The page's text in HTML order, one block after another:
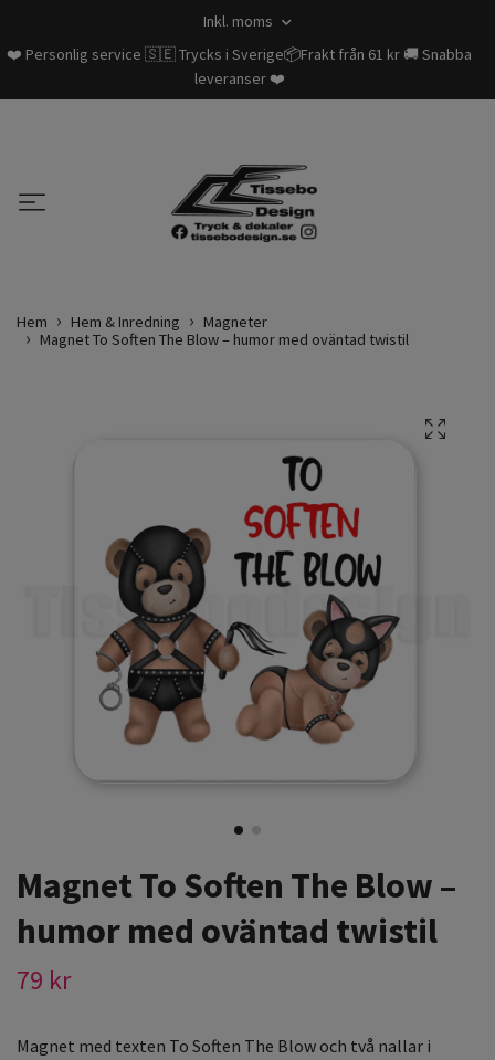
Inkl. moms
❤️ Personlig service 🇸🇪 Trycks i Sverige📦Frakt från 61 kr 🚚 Snabba
leveranser ❤️
Hem Hem & Inredning
Magneter
Magnet To Soften The Blow – humor med oväntad twistil
Magnet To Soften The Blow –
humor med oväntad twistil
79 kr
Magnet med texten To Soften The Blow och två nallar i